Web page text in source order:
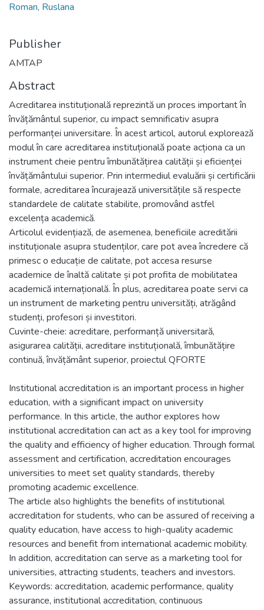
Roman, Ruslana
Publisher
AMTAP
Abstract
Acreditarea instituțională reprezintă un proces important în
învățământul superior, cu impact semnificativ asupra
performanței universitare. În acest articol, autorul explorează
modul în care acreditarea instituțională poate acționa ca un
instrument cheie pentru îmbunătățirea calității și eficienței
învățământului superior. Prin intermediul evaluării și certificării
formale, acreditarea încurajează universitățile să respecte
standardele de calitate stabilite, promovând astfel
excelența academică.
Articolul evidențiază, de asemenea, beneficiile acreditării
instituționale asupra studenților, care pot avea încredere că
primesc o educație de calitate, pot accesa resurse
academice de înaltă calitate și pot profita de mobilitatea
academică internațională. În plus, acreditarea poate servi ca
un instrument de marketing pentru universități, atrăgând
studenți, profesori și investitori.
Cuvinte-cheie: acreditare, performanță universitară,
asigurarea calității, acreditare instituțională, îmbunătățire
continuă, învățământ superior, proiectul QFORTE
Institutional accreditation is an important process in higher
education, with a significant impact on university
performance. In this article, the author explores how
institutional accreditation can act as a key tool for improving
the quality and efficiency of higher education. Through formal
assessment and certification, accreditation encourages
universities to meet set quality standards, thereby
promoting academic excellence.
The article also highlights the benefits of institutional
accreditation for students, who can be assured of receiving a
quality education, have access to high-quality academic
resources and benefit from international academic mobility.
In addition, accreditation can serve as a marketing tool for
universities, attracting students, teachers and investors.
Keywords: accreditation, academic performance, quality
assurance, institutional accreditation, continuous